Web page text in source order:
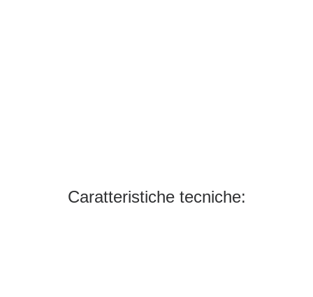
Caratteristiche tecniche: